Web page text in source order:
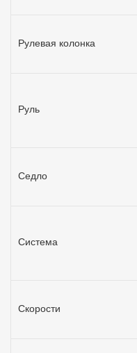
Рулевая колонка
Руль
Седло
Система
Скорости